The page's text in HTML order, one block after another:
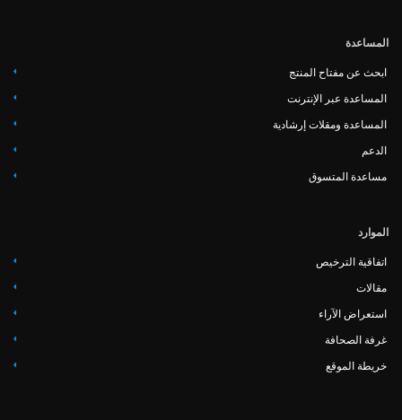
المساعدة
ابحث عن مفتاح المنتج
المساعدة عبر الإنترنت
المساعدة ومقلات إرشادية
‏‏الدعم
مساعدة المتسوق
الموارد
اتفاقية الترخيص
مقالات
استعراض الآراء
غرفة الصحافة
خريطة الموقع